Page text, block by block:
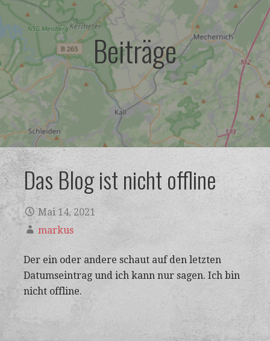
Beiträge
Das Blog ist nicht offline
Mai 14, 2021
markus
Der ein oder andere schaut auf den letzten
Datumseintrag und ich kann nur sagen. Ich bin
nicht offline.